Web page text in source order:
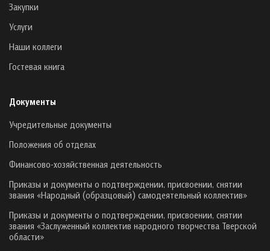
Закупки
Услуги
Наши коллеги
Гостевая книга
Документы
Учредительные документы
Положения об отделах
Финансово-хозяйственная деятельность
Приказы и документы о подтверждении, присвоении, снятии
звания «Народный (образцовый) самодеятельный коллектив»
Приказы и документы о подтверждении, присвоении, снятии
звания «Заслуженный коллектив народного творчества Тверской
области»